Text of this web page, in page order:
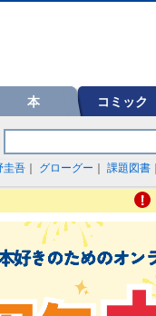
本 コミック
圭吾 グローグー 課題図書